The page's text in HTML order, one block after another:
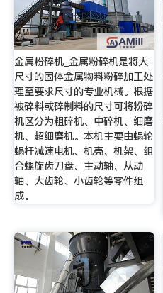
金属粉碎机_金属粉碎机是将大
尺寸的固体金属物料粉碎加工处
理至要求尺寸的专业机械。根据
被碎料或碎制料的尺寸可将粉碎
机区分为粗碎机、中碎机、细磨
机、超细磨机。本机主要由蜗轮
蜗杆减速电机、机壳、机架、组
合螺旋齿刀盘、主动轴、从动
轴、大齿轮、小齿轮等零件组
成。